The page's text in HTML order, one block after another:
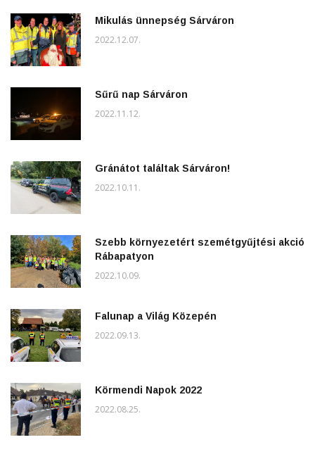
Mikulás ünnepség Sárváron
2022.12.07.
Sűrű nap Sárváron
2022.11.12.
Gránátot találtak Sárváron!
2022.10.11.
Szebb környezetért szemétgyűjtési akció
Rábapatyon
2022.10.09.
Falunap a Világ Közepén
2022.09.13.
Körmendi Napok 2022
2022.08.25.